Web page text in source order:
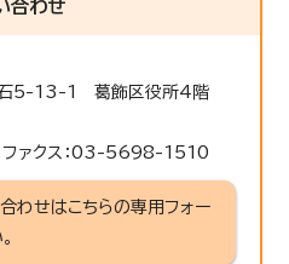
合わせ
5-13-1 葛飾区役所4階
ァクス：03-5698-1510
わせはこちらの専用フォー